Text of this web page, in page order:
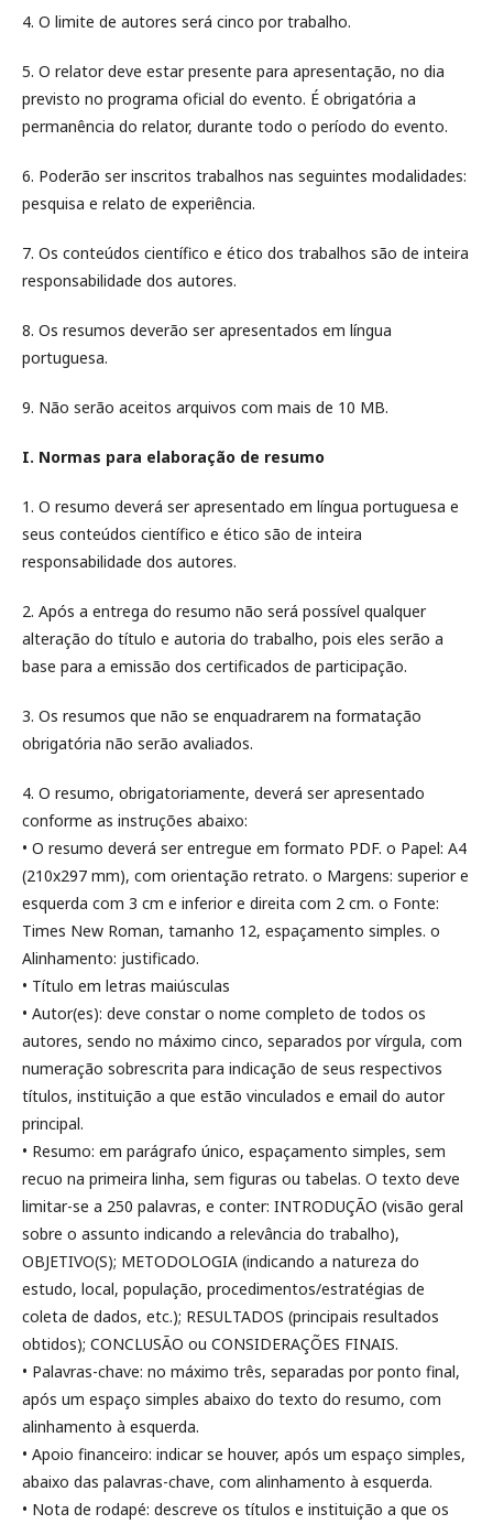
4. O limite de autores será cinco por trabalho.
5. O relator deve estar presente para apresentação, no dia
previsto no programa oficial do evento. É obrigatória a
permanência do relator, durante todo o período do evento.
6. Poderão ser inscritos trabalhos nas seguintes modalidades:
pesquisa e relato de experiência.
7. Os conteúdos científico e ético dos trabalhos são de inteira
responsabilidade dos autores.
8. Os resumos deverão ser apresentados em língua
portuguesa.
9. Não serão aceitos arquivos com mais de 10 MB.
I. Normas para elaboração de resumo
1. O resumo deverá ser apresentado em língua portuguesa e
seus conteúdos científico e ético são de inteira
responsabilidade dos autores.
2. Após a entrega do resumo não será possível qualquer
alteração do título e autoria do trabalho, pois eles serão a
base para a emissão dos certificados de participação.
3. Os resumos que não se enquadrarem na formatação
obrigatória não serão avaliados.
4. O resumo, obrigatoriamente, deverá ser apresentado
conforme as instruções abaixo:
• O resumo deverá ser entregue em formato PDF. o Papel: A4
(210x297 mm), com orientação retrato. o Margens: superior e
esquerda com 3 cm e inferior e direita com 2 cm. o Fonte:
Times New Roman, tamanho 12, espaçamento simples. o
Alinhamento: justificado.
• Título em letras maiúsculas
• Autor(es): deve constar o nome completo de todos os
autores, sendo no máximo cinco, separados por vírgula, com
numeração sobrescrita para indicação de seus respectivos
títulos, instituição a que estão vinculados e email do autor
principal.
• Resumo: em parágrafo único, espaçamento simples, sem
recuo na primeira linha, sem figuras ou tabelas. O texto deve
limitar-se a 250 palavras, e conter: INTRODUÇÃO (visão geral
sobre o assunto indicando a relevância do trabalho),
OBJETIVO(S); METODOLOGIA (indicando a natureza do
estudo, local, população, procedimentos/estratégias de
coleta de dados, etc.); RESULTADOS (principais resultados
obtidos); CONCLUSÃO ou CONSIDERAÇÕES FINAIS.
• Palavras-chave: no máximo três, separadas por ponto final,
após um espaço simples abaixo do texto do resumo, com
alinhamento à esquerda.
• Apoio financeiro: indicar se houver, após um espaço simples,
abaixo das palavras-chave, com alinhamento à esquerda.
• Nota de rodapé: descreve os títulos e instituição a que os